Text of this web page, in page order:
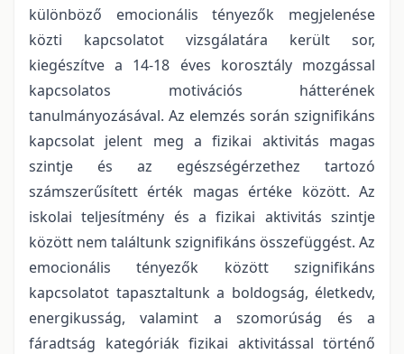
különböző emocionális tényezők megjelenése
közti kapcsolatot vizsgálatára került sor,
kiegészítve a 14-18 éves korosztály mozgással
kapcsolatos motivációs hátterének
tanulmányozásával. Az elemzés során szignifikáns
kapcsolat jelent meg a fizikai aktivitás magas
szintje és az egészségérzethez tartozó
számszerűsített érték magas értéke között. Az
iskolai teljesítmény és a fizikai aktivitás szintje
között nem találtunk szignifikáns összefüggést. Az
emocionális tényezők között szignifikáns
kapcsolatot tapasztaltunk a boldogság, életkedv,
energikusság, valamint a szomorúság és a
fáradtság kategóriák fizikai aktivitással történő